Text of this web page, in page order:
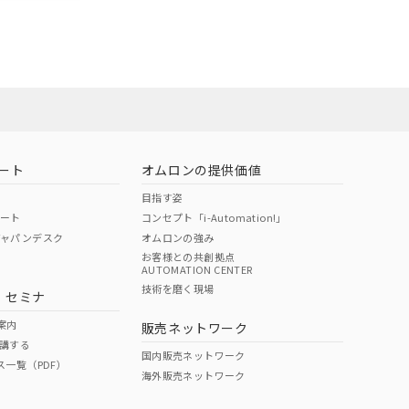
O O
ページへ
ください
ト
ト
パンデスク
セミナ
内
する
覧（PDF）
オムロンの提供価値
目指す姿
コンセプト「i-Automation!」
オムロンの強み
お客様との共創拠点
AUTOMATION CENTER
技術を磨く現場
販売ネットワーク
国内販売ネットワーク
海外販売ネットワーク